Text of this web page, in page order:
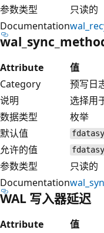
参数类型
只读的
Documentation
Attribute
值
Category
预写日
说明
选择用
数据类型
枚举
默认值
允许的值
参数类型
只读的
Documentation
WAL 写入器延迟
Attribute
值